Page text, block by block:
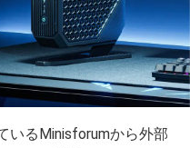
いるMinisforumから外部